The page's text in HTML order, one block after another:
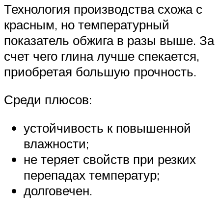
Технология производства схожа с
красным, но температурный
показатель обжига в разы выше. За
счет чего глина лучше спекается,
приобретая большую прочность.
Среди плюсов:
устойчивость к повышенной
влажности;
не теряет свойств при резких
перепадах температур;
долговечен.